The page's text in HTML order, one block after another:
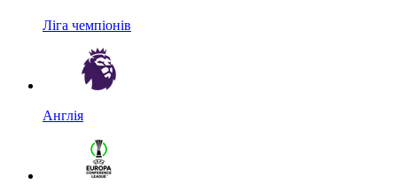
Ліга чемпіонів
Англія